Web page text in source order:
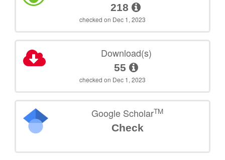
218
checked on Dec 1, 2023
Download(s)
55
checked on Dec 1, 2023
Google ScholarTM
Check